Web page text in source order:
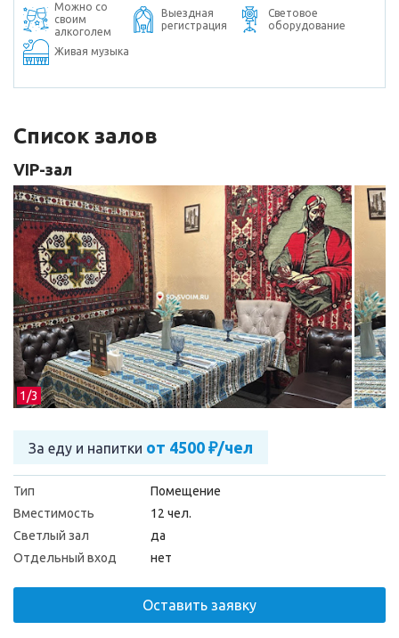
Можно со
своим
алкоголем
Выездная
регистрация
Световое
оборудование
Живая музыка
Список залов
1/3
VIP-зал
За еду и напитки от 4500 ₽/чел
Тип
Помещение
Вместимость
12 чел.
Светлый зал
да
Отдельный вход
нет
Оставить заявку